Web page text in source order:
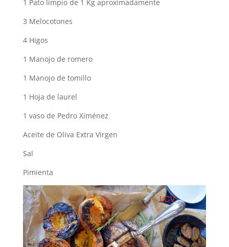
1 Pato limpio de 1 Kg aproximadamente
3 Melocotones
4 Higos
1 Manojo de romero
1 Manojo de tomillo
1 Hoja de laurel
1 vaso de Pedro Ximénez
Aceite de Oliva Extra Virgen
Sal
Pimienta